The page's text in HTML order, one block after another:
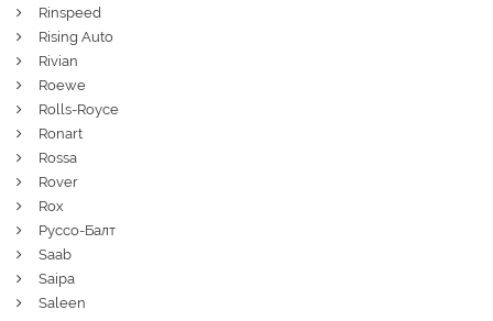
Rinspeed
Rising Auto
Rivian
Roewe
Rolls-Royce
Ronart
Rossa
Rover
Rox
Руссо-Балт
Saab
Saipa
Saleen